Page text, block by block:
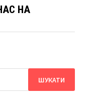
НА